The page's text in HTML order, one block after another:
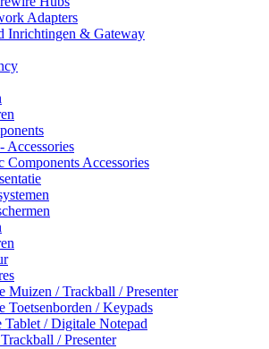
Adapters
Inrichtingen & Gateway
Accessories
Components Accessories
Muizen / Trackball / Presenter
Toetsenborden / Keypads
Tablet / Digitale Notepad
/ Presenter